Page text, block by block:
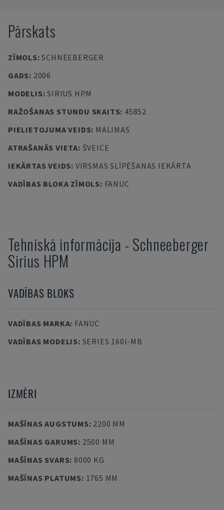
Pārskats
ZĪMOLS:SCHNEEBERGER
GADS: 2006
MODELIS:SIRIUS HPM
RAŽOŠANAS STUNDU SKAITS: 45852
PIELIETOJUMA VEIDS: MALIMAS
ATRAŠANĀS VIETA: ŠVEICE
IEKĀRTAS VEIDS: VIRSMAS SLĪPĒŠANAS IEKĀRTA
VADĪBAS BLOKA ZĪMOLS: FANUC
Tehniskā informācija - Schneeberger
Sirius HPM
VADĪBAS BLOKS
VADĪBAS MARKA: FANUC
VADĪBAS MODELIS: SERIES 160I-MB
IZMĒRI
MAŠĪNAS AUGSTUMS: 2200 MM
MAŠĪNAS GARUMS: 2500 MM
MAŠĪNAS SVARS: 8000 KG
MAŠĪNAS PLATUMS: 1765 MM